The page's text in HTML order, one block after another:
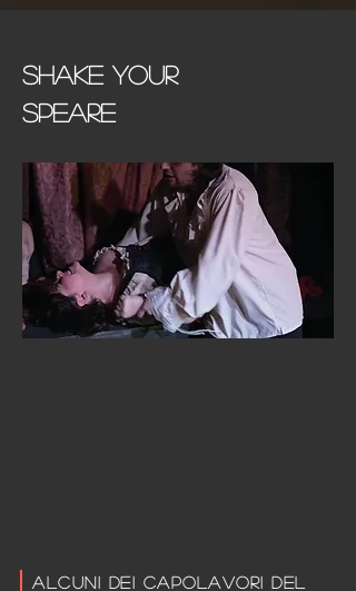
SHAKE YOUR
SPEARE
Alcuni dei capolavori del